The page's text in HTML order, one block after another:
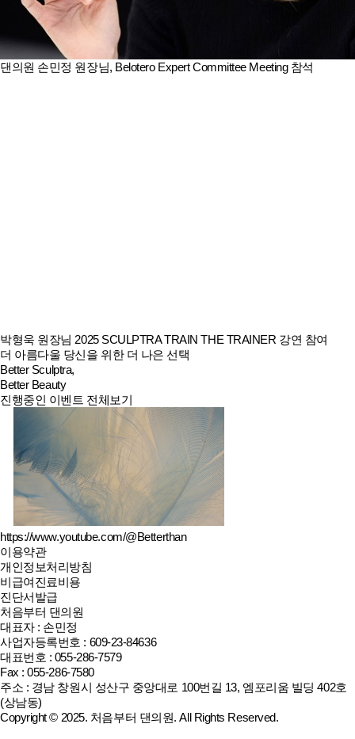
댄의원 손민정 원장님, Belotero Expert Committee Meeting 참석
박형욱 원장님 2025 SCULPTRA TRAIN THE TRAINER 강연 참여
더 아름다울 당신을 위한 더 나은 선택
Better Sculptra,
Better Beauty
진행중인 이벤트 전체보기
https://www.youtube.com/@Betterthan
이용약관
개인정보처리방침
비급여진료비용
진단서발급
처음부터 댄의원
대표자 : 손민정
사업자등록번호 : 609-23-84636
대표번호 : 055-286-7579
Fax : 055-286-7580
주소 : 경남 창원시 성산구 중앙대로 100번길 13, 엠포리움 빌딩 402호
(상남동)
Copyright © 2025. 처음부터 댄의원. All Rights Reserved.